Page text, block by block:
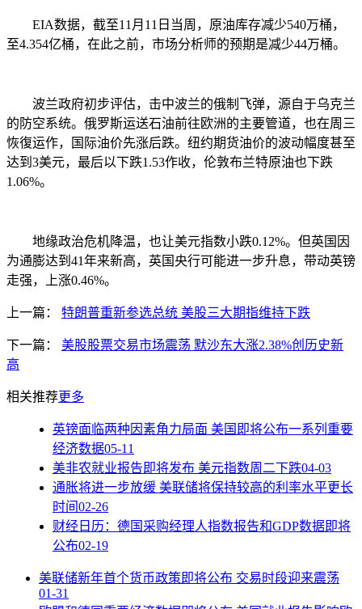
EIA数据，截至11月11日当周，原油库存减少540万桶，
至4.354亿桶，在此之前，市场分析师的预期是减少44万桶。
波兰政府初步评估，击中波兰的俄制飞弹，源自于乌克兰
的防空系统。俄罗斯运送石油前往欧洲的主要管道，也在周三
恢復运作，国际油价先涨后跌。纽约期货油价的波动幅度甚至
达到3美元，最后以下跌1.53作收，伦敦布兰特原油也下跌
1.06%。
地缘政治危机降温，也让美元指数小跌0.12%。但英国因
为通膨达到41年来新高，英国央行可能进一步升息，带动英镑
走强，上涨0.46%。
上一篇： 特朗普重新参选总统 美股三大期指维持下跌
下一篇：
美股股票交易市场震荡 默沙东大涨2.38%创历史新
高
相关推荐更多
英镑面临两种因素角力局面 美国即将公布一系列重要
经济数据05-11
美非农就业报告即将发布 美元指数周二下跌04-03
通胀将进一步放缓 美联储将保持较高的利率水平更长
时间02-26
财经日历：德国采购经理人指数报告和GDP数据即将
公布02-19
美联储新年首个货币政策即将公布 交易时段迎来震荡
01-31